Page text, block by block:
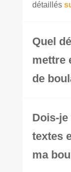
détaillés
Quel
mettre
de
Dois-
textes
ma